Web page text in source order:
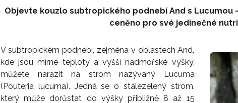
Objevte kouzlo subtropického podnebí And s
ceněno pro své jedinečné
V subtropickém podnebí, zejména v oblastech And,
kde jsou mírné teploty a vyšší nadmořské výšky,
můžete narazit na strom nazývaný Lucuma
(Pouteria lucuma). Jedná se o stálezelený strom,
který může dorůstat do výšky přibližně 8 až 15